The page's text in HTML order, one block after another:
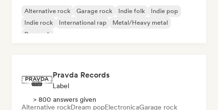
Alternative rock Garage rock Indie folk
Indie pop
Indie rock
International rap
Metal/Heavy metal
Pop rock
Pravda Records
Label
> 800 answers given
Alternative rockDream popElectronicaGarage rock